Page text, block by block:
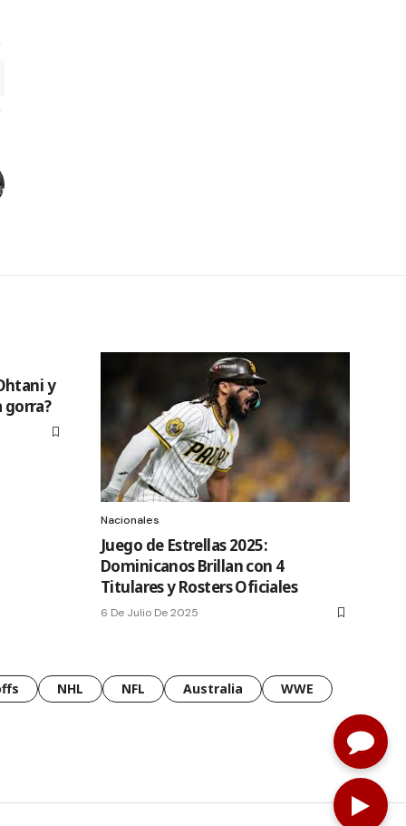
y
gorra?
Nacionales
Juego de Estrellas 2025:
Dominicanos Brillan con 4
Titulares y Rosters Oficiales
6 De Julio De 2025
NHL NFL Australia WWE